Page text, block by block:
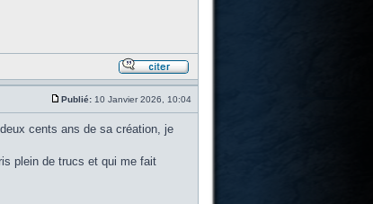
Publié:10 Janvier 2026, 10:04
cents ans de sa création, je
plein de trucs et qui me fait